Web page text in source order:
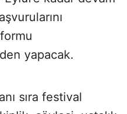
yapacak.
sıra festival